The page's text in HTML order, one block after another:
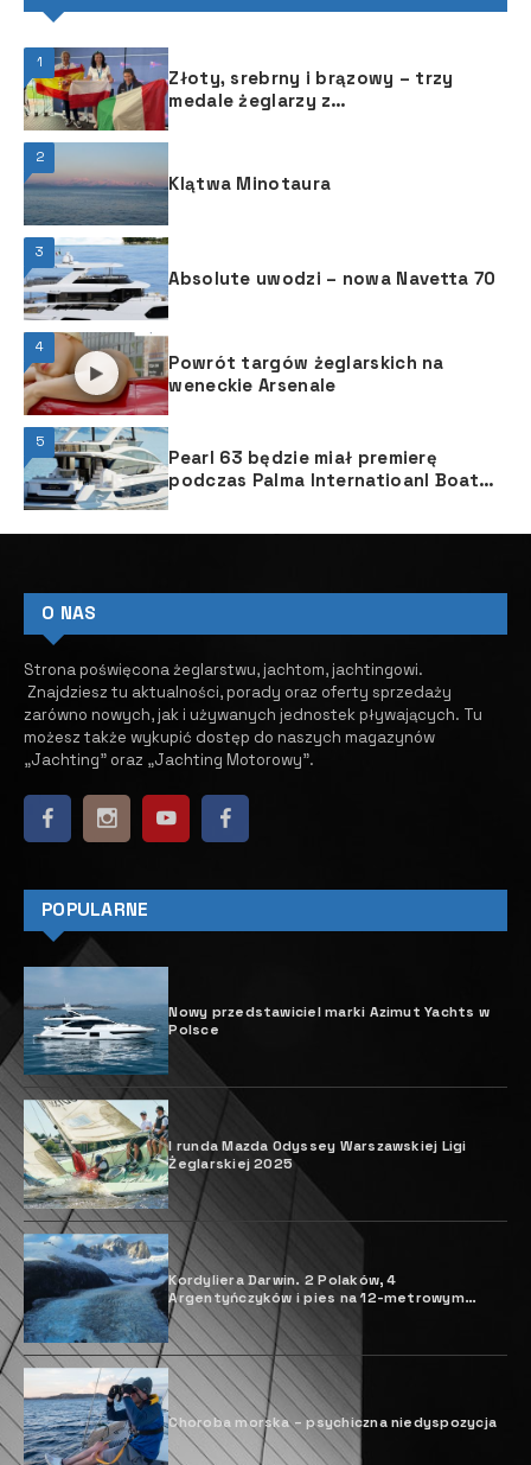
1
Złoty, srebrny i brązowy – trzy
medale żeglarzy z
2
Klątwa Minotaura
3
Absolute uwodzi – nowa Navetta 70
4
Powrót targów żeglarskich na
weneckie Arsenale
5
Pearl 63 będzie miał premierę
podczas Palma Internatioanl Boat
O NAS
Strona poświęcona żeglarstwu, jachtom, jachtingowi.
Znajdziesz tu aktualności, porady oraz oferty sprzedaży
zarówno nowych, jak i używanych jednostek pływających. ​ Tu
możesz także wykupić dostęp do naszych magazynów
„Jachting” oraz „Jachting Motorowy”.
POPULARNE
Nowy przedstawiciel marki Azimut Yachts w
Polsce
I runda Mazda Odyssey Warszawskiej Ligi
Żeglarskiej 2025
Kordyliera Darwin. 2 Polaków, 4
Argentyńczyków i pies na 12-metrowym
jachcie „Pic La Lune”
Choroba morska – psychiczna niedyspozycja